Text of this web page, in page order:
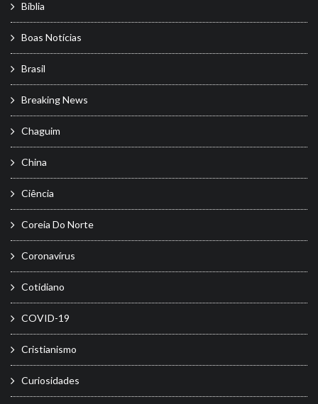
Bíblia
Boas Notícias
Brasil
Breaking News
Chaguim
China
Ciência
Coreia Do Norte
Coronavírus
Cotidiano
COVID-19
Cristianismo
Curiosidades